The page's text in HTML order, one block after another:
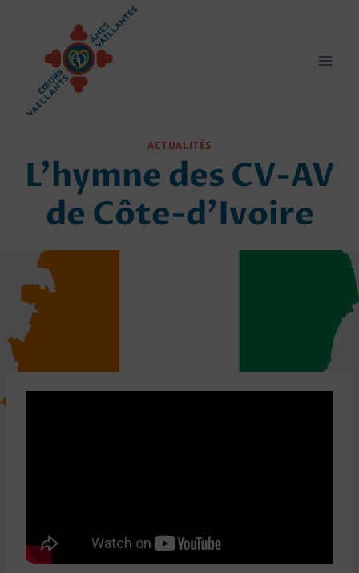
contenu
ACTUALITÉS
L’hymne des CV-AV
de Côte-d’Ivoire